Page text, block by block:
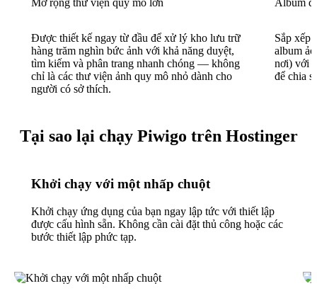
Mở rộng thư viện quy mô lớn
Được thiết kế ngay từ đầu để xử lý kho lưu trữ
hàng trăm nghìn bức ảnh với khả năng duyệt,
tìm kiếm và phân trang nhanh chóng — không
chỉ là các thư viện ảnh quy mô nhỏ dành cho
người có sở thích.
Album
Sắp xếp
album
nơi) với
để chia
Tại sao lại chạy Piwigo trên Hostinger
Khởi chạy với một nhấp chuột
Khởi chạy ứng dụng của bạn ngay lập tức với thiết lập
được cấu hình sẵn. Không cần cài đặt thủ công hoặc các
bước thiết lập phức tạp.